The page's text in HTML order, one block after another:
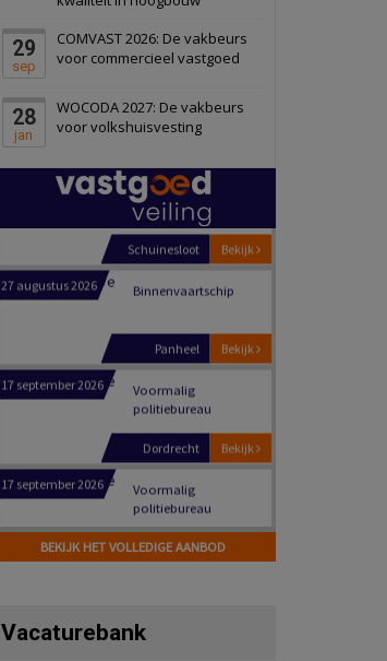
29
sep
COMVAST 2026: De vakbeurs
voor commercieel vastgoed
28
jan
WOCODA 2027: De vakbeurs
voor volkshuisvesting
Schiedam
22 september 2026 Attractiepark
Bekijk
Oranje
28 september 2026
bedrijventerrein
Schuinesloot
Binnenvaartschip
Voormalig
Dordrecht
Voormalig
Hilversum
17 september 2026
Voormalig
BEKIJK HET VOLLEDIGE AANBOD
Vacaturebank